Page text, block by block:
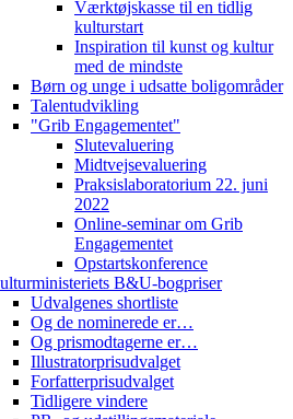
Værktøjskasse til en tidlig
kulturstart
Inspiration til kunst og kultur
med de mindste
Børn og unge i udsatte boligområder
Talentudvikling
"Grib Engagementet"
Slutevaluering
Midtvejsevaluering
Praksislaboratorium 22. juni
2022
Online-seminar om Grib
Engagementet
Opstartskonference
B&U-bogpriser
Udvalgenes shortliste
Og de nominerede er…
Og prismodtagerne er…
Illustratorprisudvalget
Forfatterprisudvalget
Tidligere vindere